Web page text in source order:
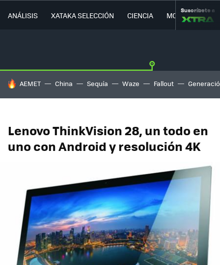
ANÁLISIS XATAKA SELECCIÓN CIENCIA MOVILIDAD
Suscríbete a
HOY SE HABLA DE
AEMET China Sequía Waze Fallout
Lenovo ThinkVision 28, un todo en
uno con Android y resolución 4K